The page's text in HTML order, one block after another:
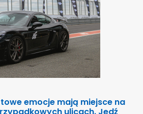
emocje mają miejsce na
ulicach. Jedź